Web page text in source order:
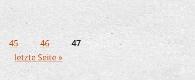
Lennetal
45 46
47
letzte Seite »